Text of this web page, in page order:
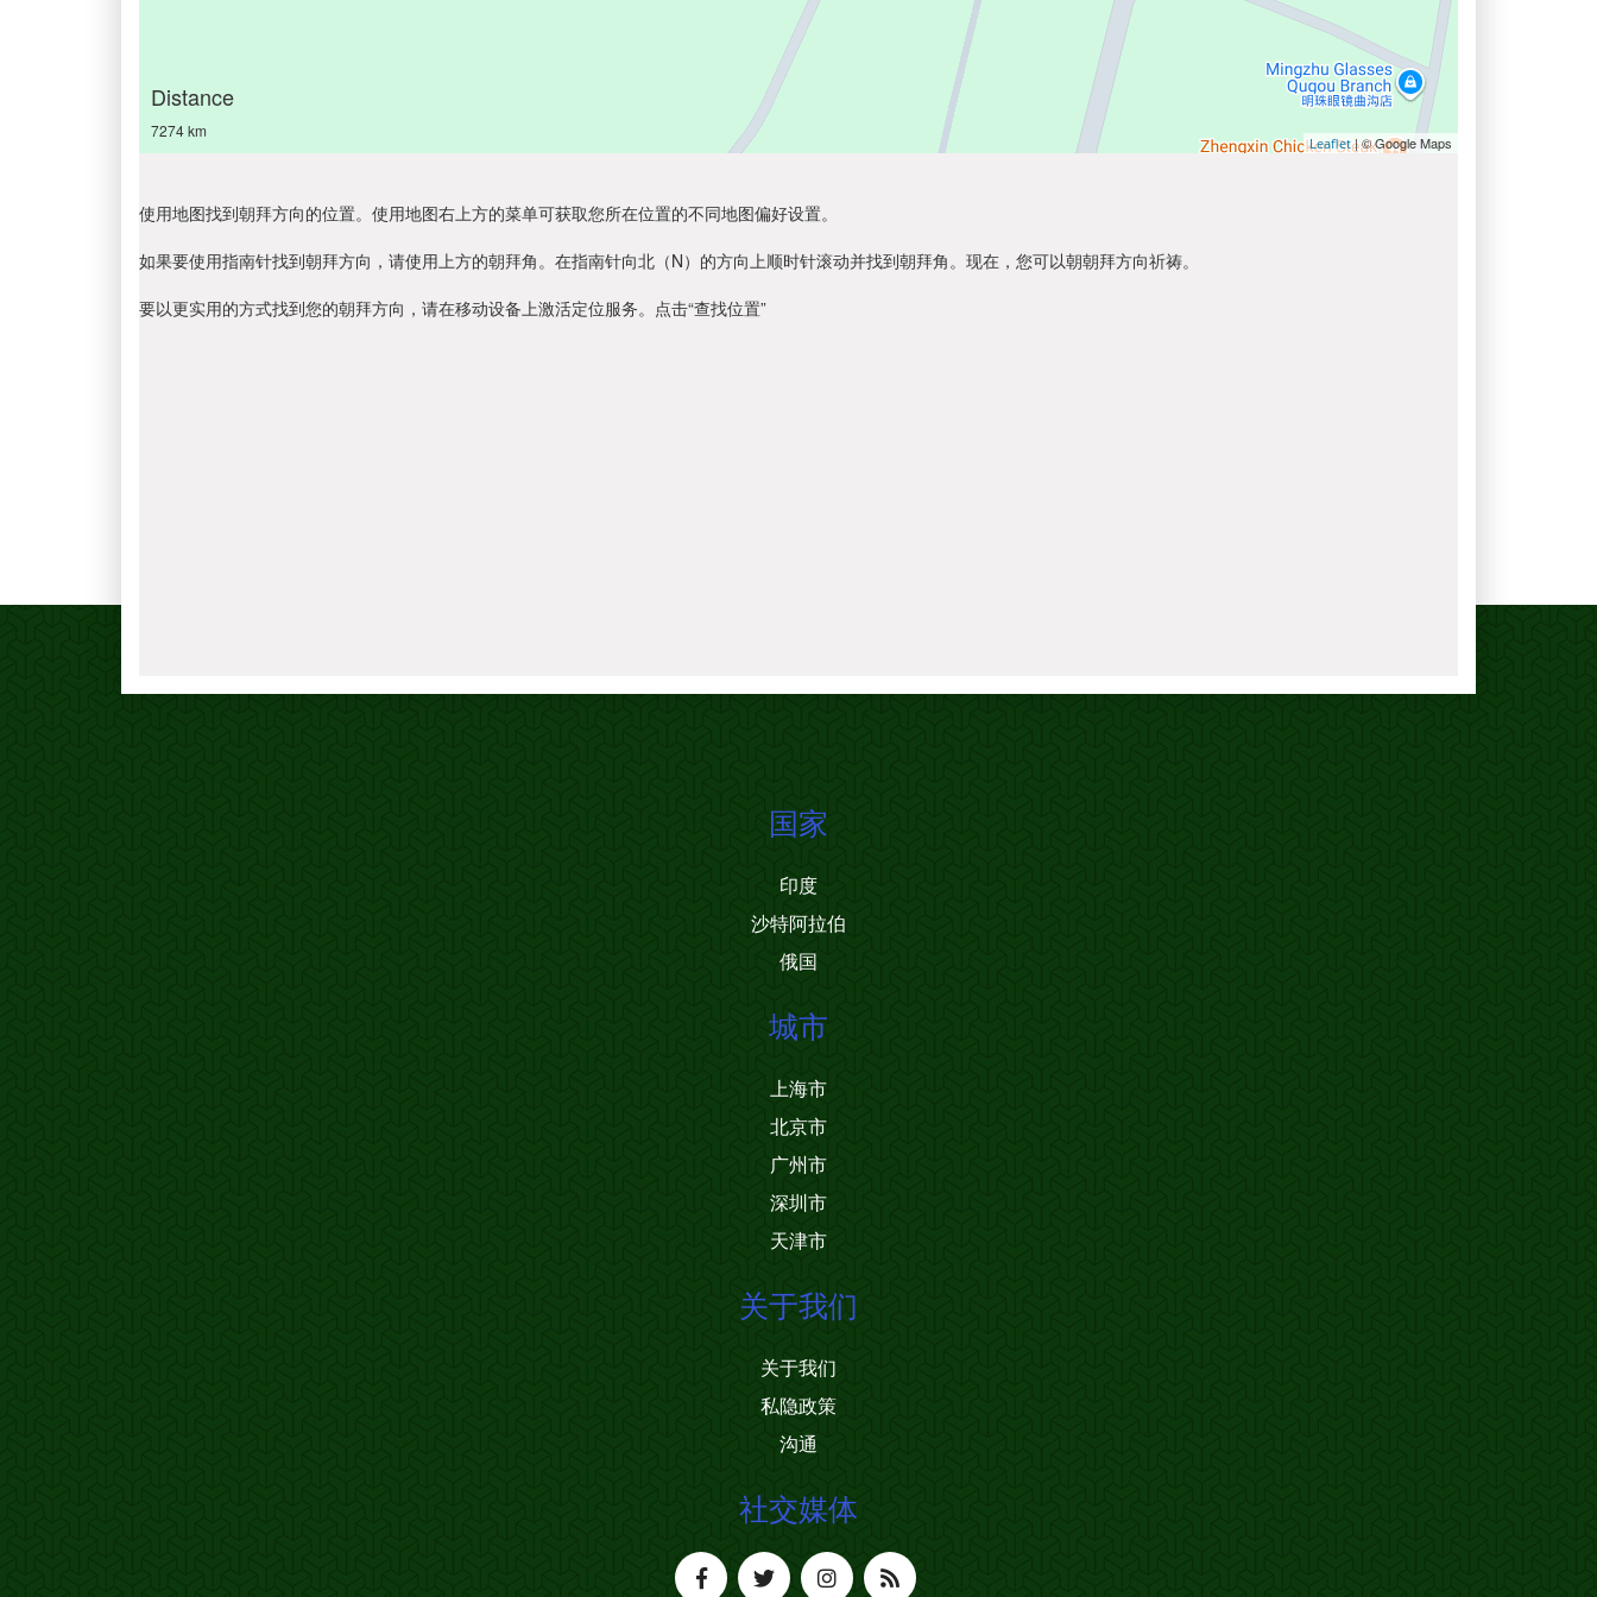
Distance
7274 km
Leaflet| © Google Maps
使用地图找到朝拜方向的位置。使用地图右上方的菜单可获取您所在位置的不同地图偏好设置。
如果要使用指南针找到朝拜方向，请使用上方的朝拜角。在指南针向北（N）的方向上顺时针滚动并找到朝拜角。现在，您可以朝朝拜方向祈祷。
要以更实用的方式找到您的朝拜方向，请在移动设备上激活定位服务。点击“查找位置”
国家
印度
沙特阿拉伯
俄国
城市
上海市
北京市
广州市
深圳市
天津市
关于我们
关于我们
私隐政策
沟通
社交媒体